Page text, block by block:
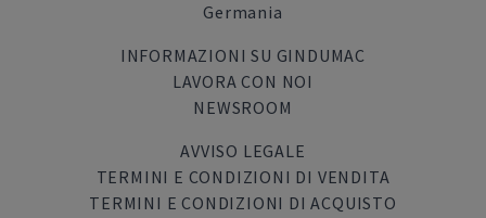
Germania
INFORMAZIONI SU GINDUMAC
LAVORA CON NOI
NEWSROOM
AVVISO LEGALE
TERMINI E CONDIZIONI DI VENDITA
TERMINI E CONDIZIONI DI ACQUISTO